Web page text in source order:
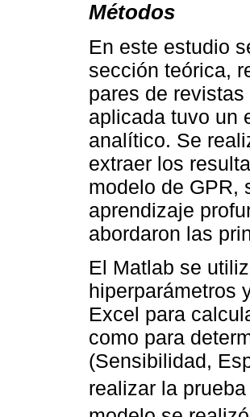
Métodos
En este estudio
sección teórica,
pares de
aplicada tuvo un
analítico. Se
extraer los
modelo de GPR,
aprendizaje
abordaron las
El Matlab se
hiperparámetros
Excel para
como para
(Sensibilidad,
realizar la